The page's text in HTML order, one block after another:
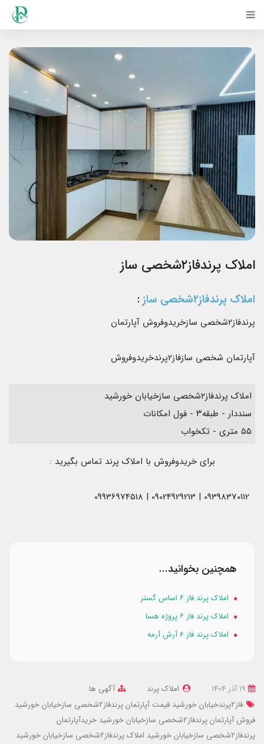
املاک پرندفاز۲شخصی ساز
املاک پرندفاز۲شخصی ساز :
پرندفاز۲شخصی سازخریدوفروش آپارتمان
آپارتمان شخصی سازفاز۲پرندخریدوفروش
املاک پرندفاز۲شخصی سازخیابان خورشید
سنددار - طبقه۳ - فول امکانات
۵۵ متری - تکخواب
برای خریدوفروش با املاک پرند تماس بگیرید :
همچنین بخوانید...
املاک پرند فاز ۶ اساس گستر
املاک پرند فاز ۶ پروژه هسا
املاک پرند فاز 6 آرش آرمه
املاک پرند
آگهی ها
فاز2پرندخیابان خورشید
قیمت آپارتمان پرندفاز2شخصی سازخیابان خورشید
فروش آپارتمان پرندفاز2شخصی سازخیابان خورشید
خریدآپارتمان
پرندفاز2شخصی سازخیابان خورشید
املاک پرندفاز2شخصی سازخیابان خورشید